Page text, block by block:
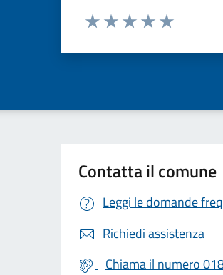
Valuta da 1 a 5 stelle la pagina
Contatta il comune
Leggi le domande
Richiedi assistenza
Chiama il numero